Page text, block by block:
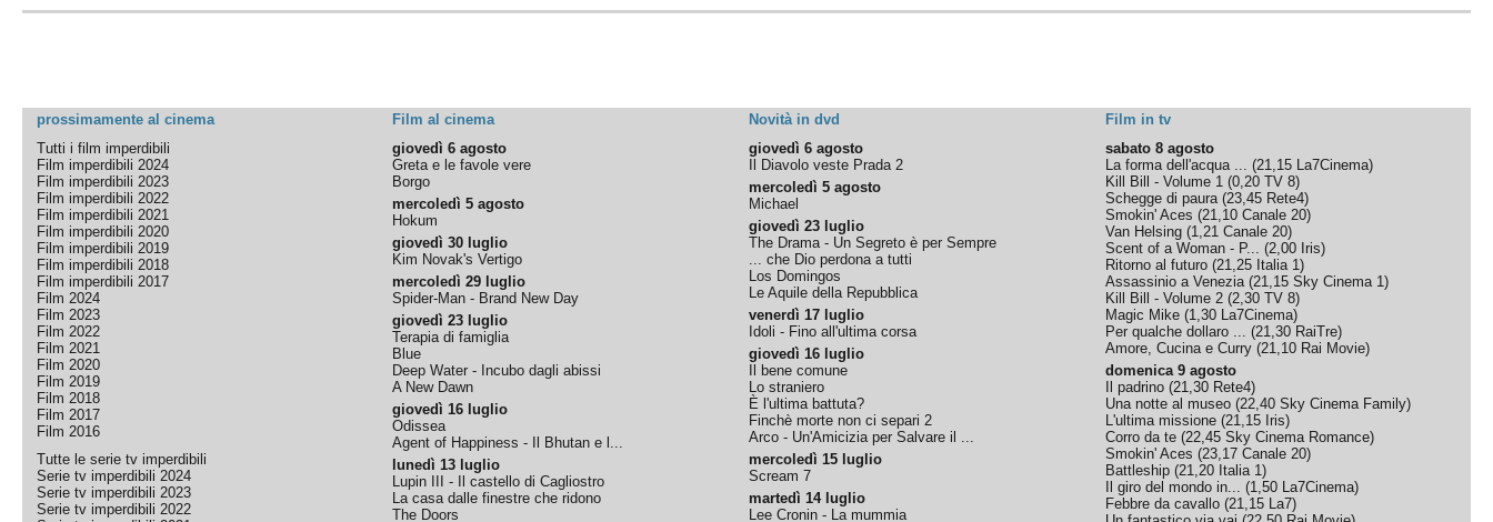
prossimamente al cinema Film al cinema Novità in dvd
Film in tv
Tutti i film imperdibili
Film imperdibili 2024
Film imperdibili 2023
Film imperdibili 2022
Film imperdibili 2021
Film imperdibili 2020
Film imperdibili 2019
Film imperdibili 2018
Film imperdibili 2017
Film 2024
Film 2023
Film 2022
Film 2021
Film 2020
Film 2019
Film 2018
Film 2017
Film 2016
Tutte le serie tv imperdibili
Serie tv imperdibili 2024
Serie tv imperdibili 2023
Serie tv imperdibili 2022
giovedì 6 agosto
Greta e le favole vere
Borgo
mercoledì 5 agosto
Hokum
giovedì 30 luglio
Kim Novak's Vertigo
mercoledì 29 luglio
Spider-Man - Brand New Day
giovedì 23 luglio
Terapia di famiglia
Blue
Deep Water - Incubo dagli abissi
A New Dawn
giovedì 16 luglio
Odissea
Agent of Happiness - Il Bhutan e l...
lunedì 13 luglio
Lupin III - Il castello di Cagliostro
La casa dalle finestre che ridono
The Doors
giovedì 6 agosto
Il Diavolo veste Prada 2
mercoledì 5 agosto
Michael
giovedì 23 luglio
The Drama - Un Segreto è per Sempre
... che Dio perdona a tutti
Los Domingos
Le Aquile della Repubblica
venerdì 17 luglio
Idoli - Fino all'ultima corsa
giovedì 16 luglio
Il bene comune
Lo straniero
È l'ultima battuta?
Finchè morte non ci separi 2
Arco - Un'Amicizia per Salvare il ...
mercoledì 15 luglio
Scream 7
martedì 14 luglio
Lee Cronin - La mummia
sabato 8 agosto
La forma dell'acqua ... (21,15 La7Cinema)
Kill Bill - Volume 1 (0,20 TV 8)
Schegge di paura(23,45 Rete4)
Smokin' Aces (21,10 Canale 20)
Van Helsing (1,21 Canale 20)
Scent of a Woman - P... (2,00 Iris)
Ritorno al futuro (21,25 Italia 1)
Assassinio a Venezia(21,15 Sky Cinema 1)
Kill Bill - Volume 2 (2,30 TV 8)
Magic Mike (1,30 La7Cinema)
Per qualche dollaro ... (21,30 RaiTre)
Amore, Cucina e Curry (21,10 Rai Movie)
domenica 9 agosto
Il padrino (21,30 Rete4)
Una notte al museo (22,40 Sky Cinema Family)
L'ultima missione (21,15 Iris)
Corro da te (22,45 Sky Cinema Romance)
Smokin' Aces (23,17 Canale 20)
Battleship (21,20 Italia 1)
Il giro del mondo in... (1,50 La7Cinema)
Febbre da cavallo (21,15 La7)